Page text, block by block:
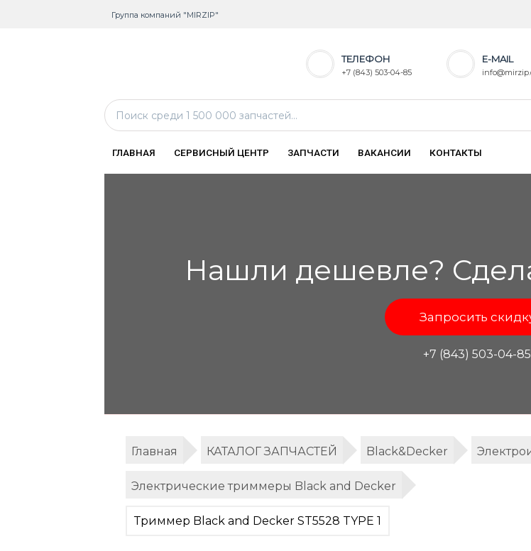
Группа компаний "MIRZIP"
ТЕЛЕФОН
+7 (843) 503-04-85
E-MAIL
ГЛАВНАЯ СЕРВИСНЫЙ ЦЕНТР ЗАПЧАСТИ ВАКАНСИИ КОНТАКТЫ
Нашли дешевле?
Запросить
+7 (843) 503-04-85
Главная КАТАЛОГ ЗАПЧАСТЕЙ Black&Decker
Электрические триммеры Black and Decker
Триммер Black and Decker ST5528 TYPE 1